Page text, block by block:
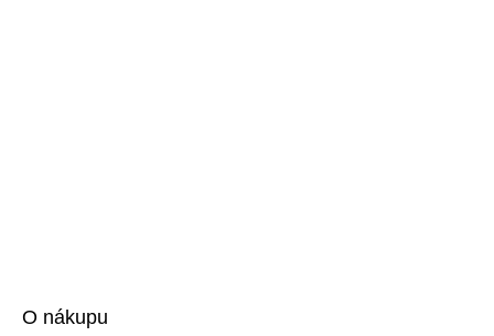
O nákupu